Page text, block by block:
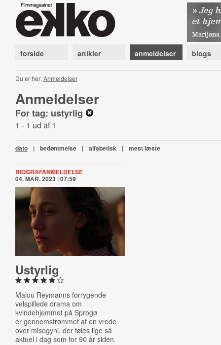
forside artikler anmeldelser blogs
Du er her:Anmeldelser
Anmeldelser
For tag: ustyrlig
1 - 1 ud af 1
dato | bedømmelse | alfabetisk | mest læste
BIOGRAFANMELDELSE
04. MAR. 2023 | 07:59
Ustyrlig
Malou Reymanns forrygende
velspillede drama om
kvindehjemmet på Sprogø
er gennemstrømmet af en vrede
over misogyni, der føles lige så
aktuel i dag som for 90 år siden.